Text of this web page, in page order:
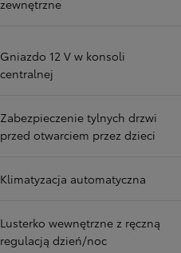
zewnętrzne
Gniazdo 12 V w konsoli
centralnej
Zabezpieczenie tylnych drzwi
przed otwarciem przez dzieci
Klimatyzacja automatyczna
Lusterko wewnętrzne z ręczną
regulacją dzień/noc